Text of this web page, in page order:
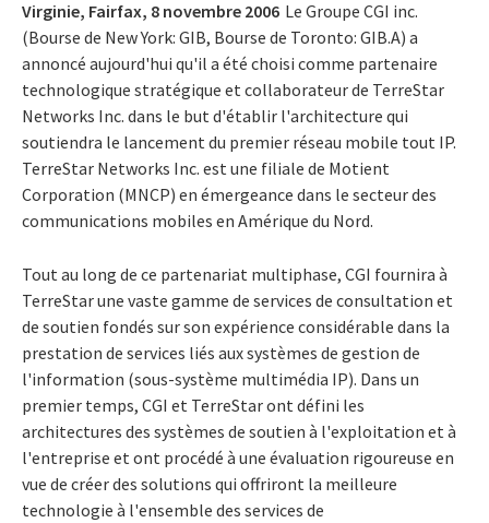
Virginie, Fairfax, 8 novembre 2006 Le Groupe CGI inc.
(Bourse de New York: GIB, Bourse de Toronto: GIB.A) a
annoncé aujourd'hui qu'il a été choisi comme partenaire
technologique stratégique et collaborateur de TerreStar
Networks Inc. dans le but d'établir l'architecture qui
soutiendra le lancement du premier réseau mobile tout IP.
TerreStar Networks Inc. est une filiale de Motient
Corporation (MNCP) en émergeance dans le secteur des
communications mobiles en Amérique du Nord.
Tout au long de ce partenariat multiphase, CGI fournira à
TerreStar une vaste gamme de services de consultation et
de soutien fondés sur son expérience considérable dans la
prestation de services liés aux systèmes de gestion de
l'information (sous-système multimédia IP). Dans un
premier temps, CGI et TerreStar ont défini les
architectures des systèmes de soutien à l'exploitation et à
l'entreprise et ont procédé à une évaluation rigoureuse en
vue de créer des solutions qui offriront la meilleure
technologie à l'ensemble des services de